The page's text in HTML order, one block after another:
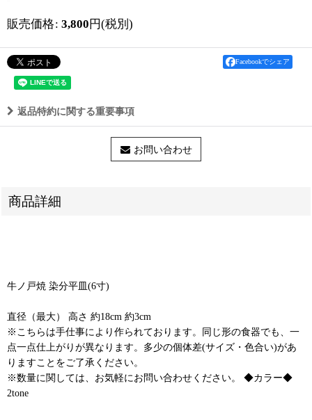
販売価格: 3,800 円(税別)
Facebookでシェア
返品特約に関する重要事項
お問い合わせ
商品詳細
牛ノ戸焼 染分平皿(6寸)
直径（最大） 高さ 約18cm 約3cm
※こちらは手仕事により作られております。同じ形の食器でも、一
点一点仕上がりが異なります。多少の個体差(サイズ・色合い)があ
りますことをご了承ください。
※数量に関しては、お気軽にお問い合わせください。 ◆カラー◆
2tone